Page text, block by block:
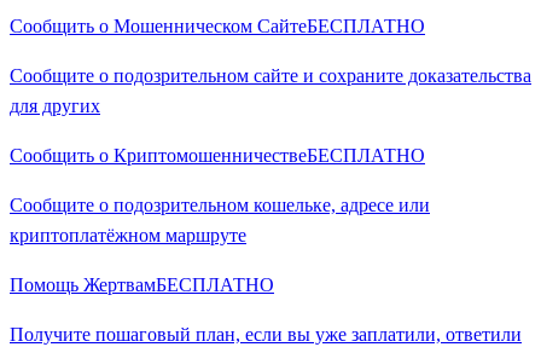
Сообщить о Мошенническом СайтеБЕСПЛАТНО
Сообщите о подозрительном сайте и сохраните доказательства
для других
Сообщить о КриптомошенничествеБЕСПЛАТНО
Сообщите о подозрительном кошельке, адресе или
криптоплатёжном маршруте
Помощь ЖертвамБЕСПЛАТНО
Получите пошаговый план, если вы уже заплатили, ответили